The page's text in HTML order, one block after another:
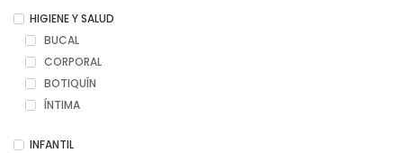
HIGIENE Y SALUD
BUCAL
CORPORAL
BOTIQUÍN
ÍNTIMA
INFANTIL